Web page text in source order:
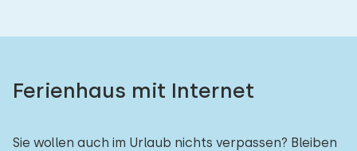
Ferienhaus mit Internet
Sie wollen auch im Urlaub nichts verpassen? Bleiben